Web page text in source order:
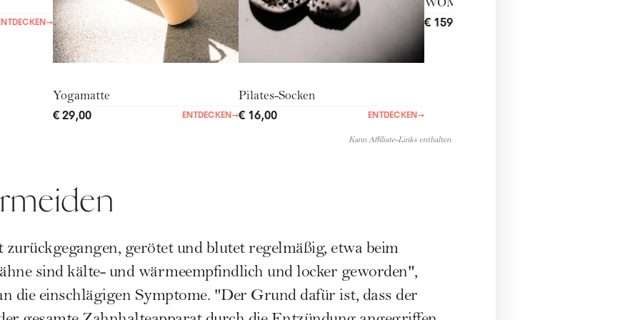
→
Yogamatte
€ 29,00 ENTDECKEN→
Pilates-Socken
€ 16,00 ENTDECKEN→
WOMANtreatment
€ 159,00
Kann Affiliate-Links enthalten.
gerötet und blutet regelmäßig, etwa beim
sind kälte- und wärmeempfindlich und locker geworden",
die einschlägigen Symptome. "Der Grund dafür ist, dass der